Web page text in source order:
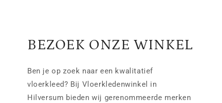
BEZOEK ONZE WINKEL
Ben je op zoek naar een kwalitatief
vloerkleed? Bij Vloerkledenwinkel in
Hilversum bieden wij gerenommeerde merken